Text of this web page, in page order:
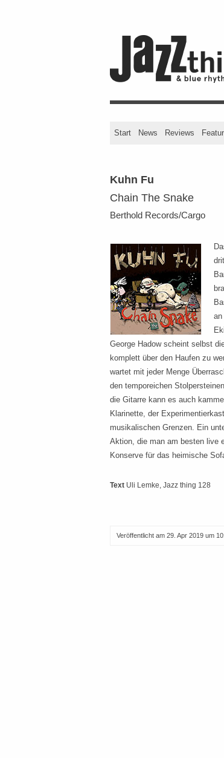
Start News Reviews
Kuhn Fu
Chain The Snake
Berthold Records/Cargo
an
George Hadow scheint selbst
komplett über den Haufen zu
wartet mit jeder Menge
den temporeichen
die Gitarre kann es auch
Klarinette, der
musikalischen Grenzen. Ein
Aktion, die man am besten live
Konserve für das heimische
Text Uli Lemke, Jazz thing 128
Veröffentlicht am 29. Apr 2019 um